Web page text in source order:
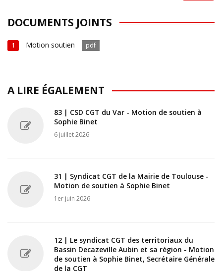
DOCUMENTS JOINTS
1 Motion soutien pdf
A LIRE ÉGALEMENT
83 | CSD CGT du Var - Motion de soutien à
Sophie Binet
6 juillet 2026
31 | Syndicat CGT de la Mairie de Toulouse -
Motion de soutien à Sophie Binet
1er juin 2026
12 | Le syndicat CGT des territoriaux du
Bassin Decazeville Aubin et sa région - Motion
de soutien à Sophie Binet, Secrétaire Générale
de la CGT